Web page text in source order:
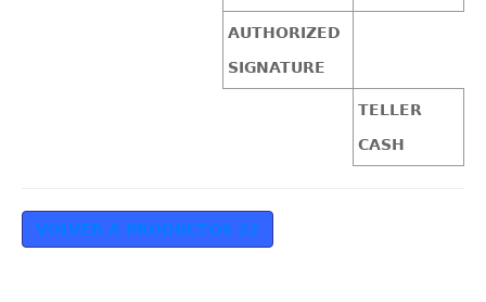
AUTHORIZED
SIGNATURE
TELLER
CASH
VOLVER A PRODUCTOS 22